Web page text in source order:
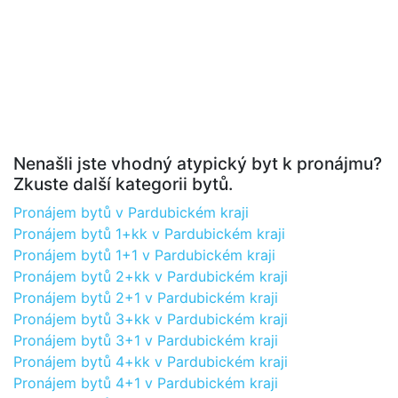
Nenašli jste vhodný atypický byt k pronájmu?
Zkuste další kategorii bytů.
Pronájem bytů v Pardubickém kraji
Pronájem bytů 1+kk v Pardubickém kraji
Pronájem bytů 1+1 v Pardubickém kraji
Pronájem bytů 2+kk v Pardubickém kraji
Pronájem bytů 2+1 v Pardubickém kraji
Pronájem bytů 3+kk v Pardubickém kraji
Pronájem bytů 3+1 v Pardubickém kraji
Pronájem bytů 4+kk v Pardubickém kraji
Pronájem bytů 4+1 v Pardubickém kraji